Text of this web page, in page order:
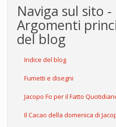
Naviga sul sito -
Argomenti
del blog
Indice del blog
Fumetti e disegni
Jacopo Fo per il Fatto
Il Cacao della domenica di